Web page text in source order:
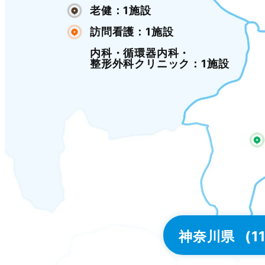
老健：1施設
訪問看護：1施設
内科・循環器内科・
整形外科クリニック：1施設
神奈川県